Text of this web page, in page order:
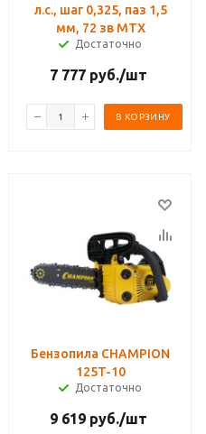
л.с., шаг 0,325, паз 1,5
мм, 72 зв MTX
Достаточно
7 777 руб./шт
В КОРЗИНУ
Бензопила CHAMPION
125T-10
Достаточно
9 619 руб./шт